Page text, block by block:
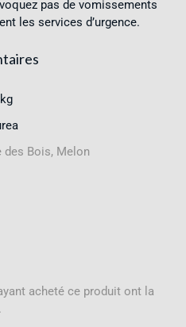
pas de vomissements
les services d’urgence.
des Bois, Melon
acheté ce produit ont la